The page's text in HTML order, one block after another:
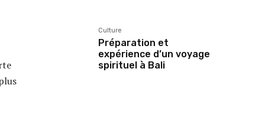
Culture
Préparation et
expérience d’un voyage
spirituel à Bali